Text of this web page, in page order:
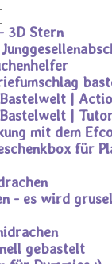
3D Stern
|
|
mit dem
für
- es wird
gebastelt